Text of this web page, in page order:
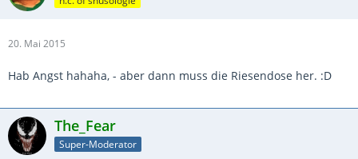
20. Mai 2015
Hab Angst hahaha, - aber dann muss die Riesendose her. :D
The_Fear
Super-Moderator